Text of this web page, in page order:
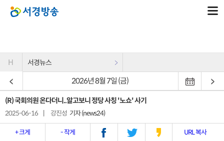
H 서경뉴스
2026년 8월 7일 (금)
(R) 국회의원 온다더니..알고보니 정당 사칭 '노쇼' 사기
2025-06-16 강진성 기자 (news24)
+ 크게 - 작게 URL 복사